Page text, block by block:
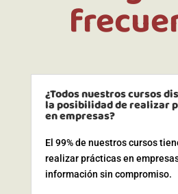
¿Todos nuestros cursos
la posibilidad de realizar
en empresas?
El 99% de nuestros cursos
realizar prácticas en
información sin compromiso.